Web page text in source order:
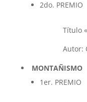
2do. PREMIO
Título
Autor:
MONTAÑISMO
1er. PREMIO